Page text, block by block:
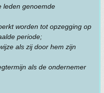
leden genoemde
worden tot opzegging op
periode;
als zij door hem zijn
als de ondernemer